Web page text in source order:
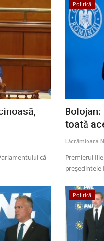
că
Politică
toată
Lăcrămioara
Premierul
președintele
Politică
modernizarea
0 1495
că lucrările au fost
Sport
PSG
Paris